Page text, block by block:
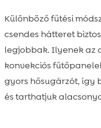
Különböző fűtési
csendes hátteret
legjobbak. Ilyenek az
konvekciós
gyors hősugárzót, így
és tarthatjuk